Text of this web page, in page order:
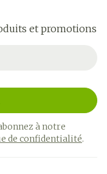
et promotions
à notre
de confidentialité.